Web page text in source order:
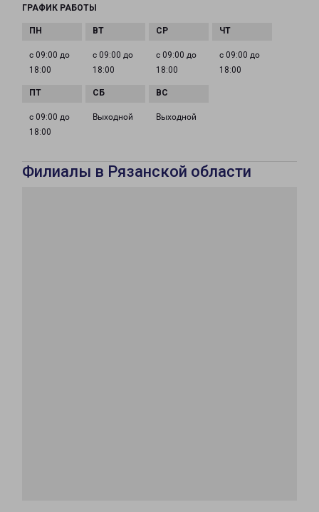
ГРАФИК РАБОТЫ
с 09:00 до
18:00
с 09:00 до
18:00
с 09:00 до
18:00
с 09:00 до
18:00
с 09:00 до
18:00
Выходной Выходной
Филиалы в Рязанской области